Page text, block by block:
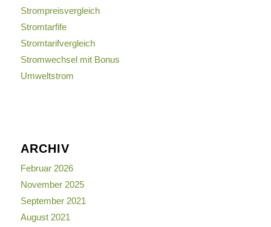
Strompreisvergleich
Stromtarfife
Stromtarifvergleich
Stromwechsel mit Bonus
Umweltstrom
ARCHIV
Februar 2026
November 2025
September 2021
August 2021